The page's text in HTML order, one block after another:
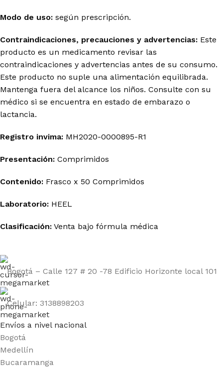
Modo de uso: según prescripción.
Contraindicaciones, precauciones y advertencias: Este
producto es un medicamento revisar las
contraindicaciones y advertencias antes de su consumo.
Este producto no suple una alimentación equilibrada.
Mantenga fuera del alcance los niños. Consulte con su
médico si se encuentra en estado de embarazo o
lactancia.
Registro invima: MH2020-0000895-R1
Presentación: Comprimidos
Contenido: Frasco x 50 Comprimidos
Laboratorio: HEEL
Clasificación: Venta bajo fórmula médica
Bogotá – Calle 127 # 20 -78 Edificio Horizonte local 101
Celular: 3138898203
Envíos a nivel nacional
Bogotá
Medellín
Bucaramanga